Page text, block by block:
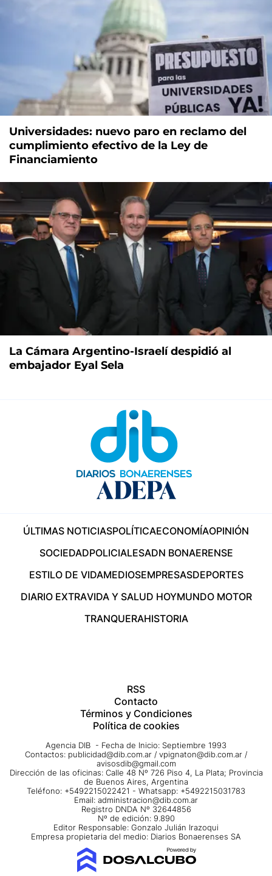
Universidades: nuevo paro en reclamo del
cumplimiento efectivo de la Ley de
Financiamiento
La Cámara Argentino-Israelí despidió al
embajador Eyal Sela
ÚLTIMAS NOTICIASPOLÍTICAECONOMÍAOPINIÓN
SOCIEDADPOLICIALESADN BONAERENSE
ESTILO DE VIDAMEDIOSEMPRESASDEPORTES
DIARIO EXTRAVIDA Y SALUD HOYMUNDO MOTOR
TRANQUERAHISTORIA
RSS
Contacto
Términos y Condiciones
Política de cookies
Agencia DIB - Fecha de Inicio: Septiembre 1993
Contactos: publicidad@dib.com.ar / vpignaton@dib.com.ar /
avisosdib@gmail.com
Dirección de las oficinas: Calle 48 Nº 726 Piso 4, La Plata; Provincia
de Buenos Aires, Argentina
Teléfono: +5492215022421 - Whatsapp: +5492215031783
Email: administracion@dib.com.ar
Registro DNDA Nº 32644856
Nº de edición: 9.890
Editor Responsable: Gonzalo Julián Irazoqui
Empresa propietaria del medio: Diarios Bonaerenses SA